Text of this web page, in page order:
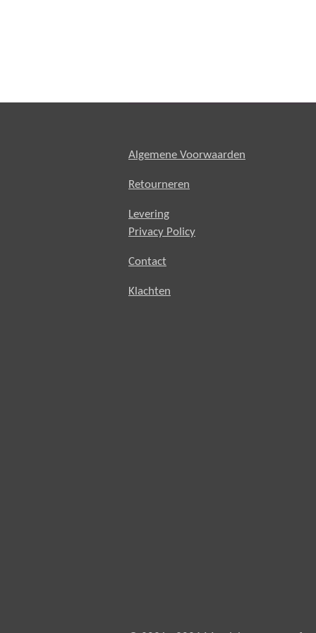
Algemene Voorwaarden
Retourneren
Levering
Privacy Policy
Contact
Klachten